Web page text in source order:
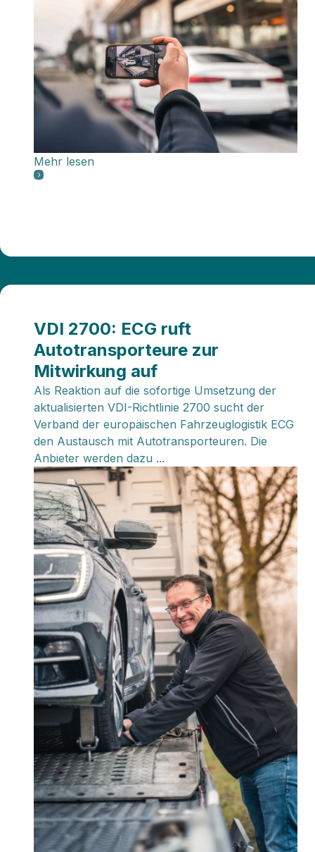
Mehr lesen
VDI 2700: ECG ruft
Autotransporteure zur
Mitwirkung auf
Als Reaktion auf die sofortige Umsetzung der
aktualisierten VDI-Richtlinie 2700 sucht der
Verband der europäischen Fahrzeuglogistik ECG
den Austausch mit Autotransporteuren. Die
Anbieter werden dazu ...